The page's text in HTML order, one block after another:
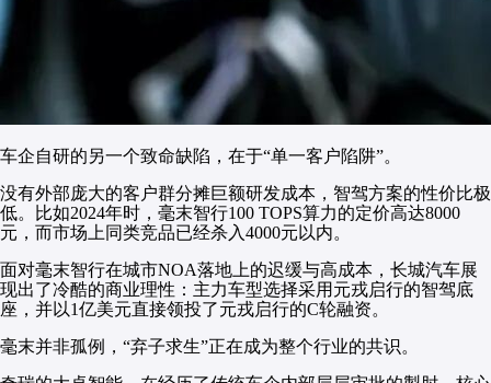
车企自研的另一个致命缺陷，在于“单一客户陷阱”。
没有外部庞大的客户群分摊巨额研发成本，智驾方案的性价比极
低。比如2024年时，毫末智行100 TOPS算力的定价高达8000
元，而市场上同类竞品已经杀入4000元以内。
面对毫末智行在城市NOA落地上的迟缓与高成本，长城汽车展
现出了冷酷的商业理性：主力车型选择采用元戎启行的智驾底
座，并以1亿美元直接领投了元戎启行的C轮融资。
毫末并非孤例，“弃子求生”正在成为整个行业的共识。